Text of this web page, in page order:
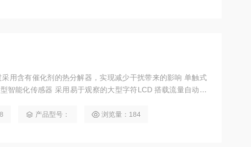
智能化传感器 采用易于观察的大型字符LCD 搭载流量自动调
产品型号： 浏览量：184